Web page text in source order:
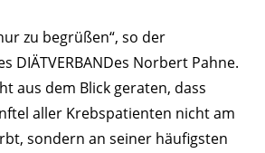
zu begrüßen“, so der
DIÄTVERBANDes Norbert Pahne.
aus dem Blick geraten, dass
aller Krebspatienten nicht am
sondern an seiner häufigsten